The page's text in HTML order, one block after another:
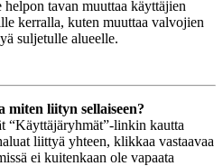
tavan muuttaa käyttäjien
kerralla, kuten muuttaa valvojien
suljetulle alueelle.
liityn sellaiseen?
“Käyttäjäryhmät”-linkin kautta
liittyä yhteen, klikkaa vastaavaa
ei kuitenkaan ole vapaata